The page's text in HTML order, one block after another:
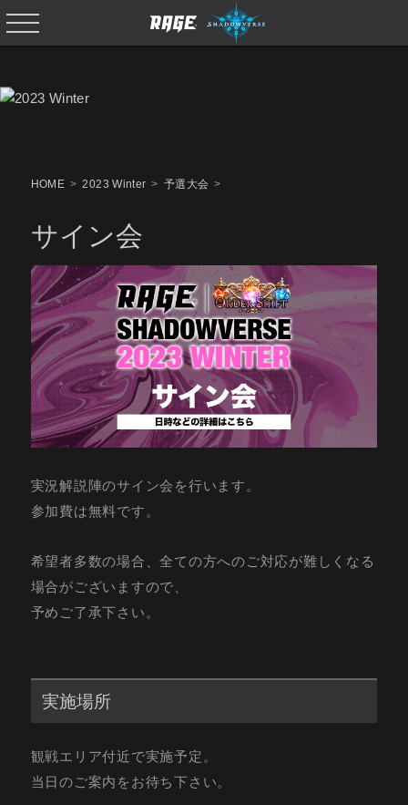
HOME 2023 Winter 予選大会
サイン会
実況解説陣のサイン会を行います。
参加費は無料です。
希望者多数の場合、全ての方へのご対応が難しくなる
場合がございますので、
予めご了承下さい。
実施場所
観戦エリア付近で実施予定。
当日のご案内をお待ち下さい。